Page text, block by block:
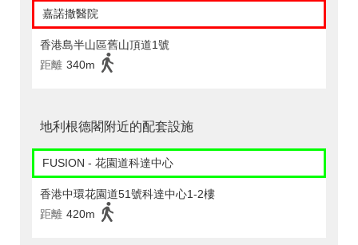
嘉諾撒醫院
香港島半山區舊山頂道1號
距離 340m
地利根德閣附近的配套設施
FUSION - 花園道科達中心
香港中環花園道51號科達中心1-2樓
距離 420m